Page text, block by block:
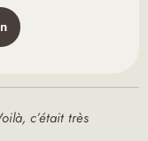
c’était très